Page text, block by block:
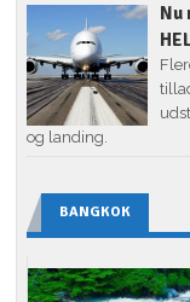
Nu
og landing.
BANGKOK